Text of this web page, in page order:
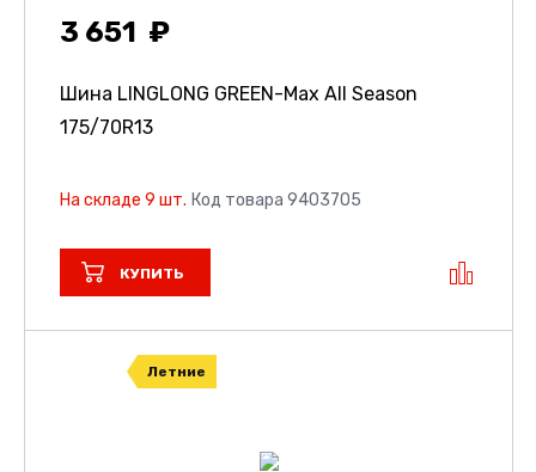
3 651
Шина LINGLONG GREEN-Max All Season
175/70R13
На складе 9 шт. Код товара 9403705
КУПИТЬ
Летние